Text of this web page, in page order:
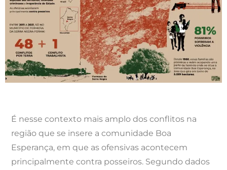
É nesse contexto mais amplo dos conflitos na
região que se insere a comunidade Boa
Esperança, em que as ofensivas acontecem
principalmente contra posseiros. Segundo dados